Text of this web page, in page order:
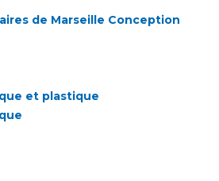
et de sécurité des soins
de Marseille Conception
et plastique